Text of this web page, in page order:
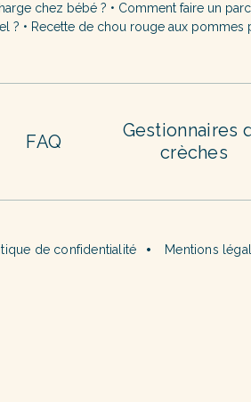
chez bébé ? • Comment faire un
? • Recette de chou rouge aux pommes
FAQ
Gestionnaires
crèches
de confidentialité Mentions